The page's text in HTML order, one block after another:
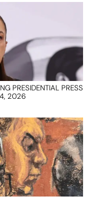
PRESIDENTIAL PRESS
4, 2026